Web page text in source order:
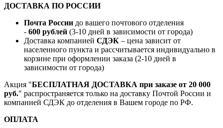
ДОСТАВКА ПО РОССИИ
Почта России до вашего почтового отделения
- 600 рублей (3-10 дней в зависимости от города)
Доставка компанией СДЭК – цена зависит от
населенного пункта и рассчитывается индивидуально в
корзине при оформлении заказа (2-10 дней в
зависимости от города)
Акция "БЕСПЛАТНАЯ ДОСТАВКА при заказе от 20 000
руб." распространяется только на доставку Почтой России и
компанией СДЭК до отделения в Вашем городе по РФ.
ОПЛАТА